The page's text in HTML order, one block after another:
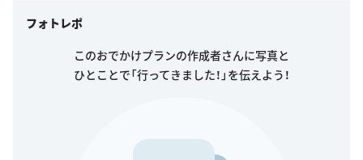
フォトレポ
このおでかけプランの作成者さんに写真と
ひとことで「行ってきました！」を伝えよう！